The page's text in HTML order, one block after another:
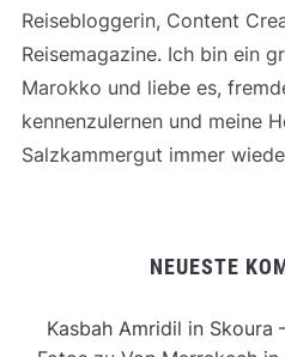
Reisebloggerin, Content
Reisemagazine. Ich bin ein
Marokko und liebe es,
kennenzulernen und meine
Salzkammergut immer
NEUESTE
Kasbah Amridil in Skoura